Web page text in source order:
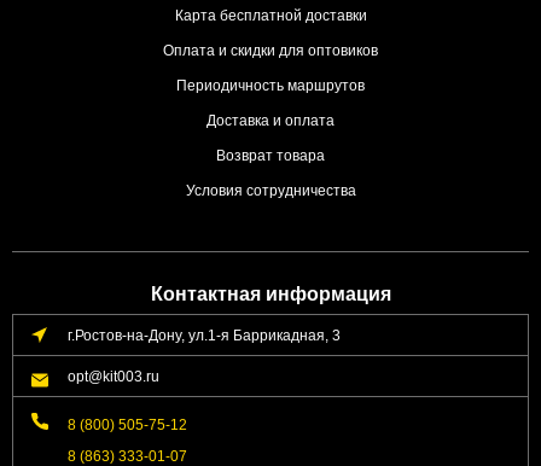
Карта бесплатной доставки
Оплата и скидки для оптовиков
Периодичность маршрутов
Доставка и оплата
Возврат товара
Условия сотрудничества
Контактная информация
г.Ростов-на-Дону, ул.1-я Баррикадная, 3
opt@kit003.ru
8 (800) 505-75-12
8 (863) 333-01-07